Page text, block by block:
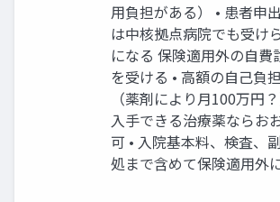
⽤負担がある） • 患者申
は中核拠点病院でも受け
になる 保険適⽤外の⾃費
を受ける • ⾼額の⾃⼰負
（薬剤により⽉100万円
⼊⼿できる治療薬ならお
可 • ⼊院基本料、検査、
処まで含めて保険適⽤外